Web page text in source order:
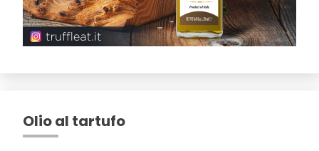
Olio al tartufo